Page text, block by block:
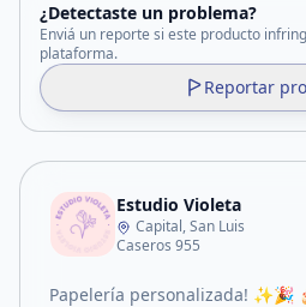
¿Detectaste un problema?
Enviá un reporte si este producto
plataforma.
Reportar
Estudio Violeta
Capital, San Luis
Caseros 955
Papelería personalizada! ✨🎉